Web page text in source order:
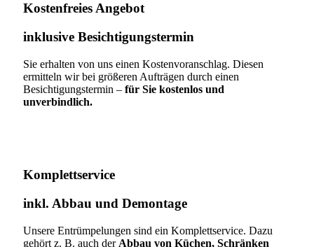
Kostenfreies Angebot
inklusive Besichtigungstermin
Sie erhalten von uns einen Kostenvoranschlag. Diesen
ermitteln wir bei größeren Aufträgen durch einen
Besichtigungstermin – für Sie kostenlos und
unverbindlich.
Komplettservice​
inkl. Abbau und Demontage​
Unsere Entrümpelungen sind ein Komplettservice. Dazu
gehört z. B. auch der Abbau von Küchen, Schränken